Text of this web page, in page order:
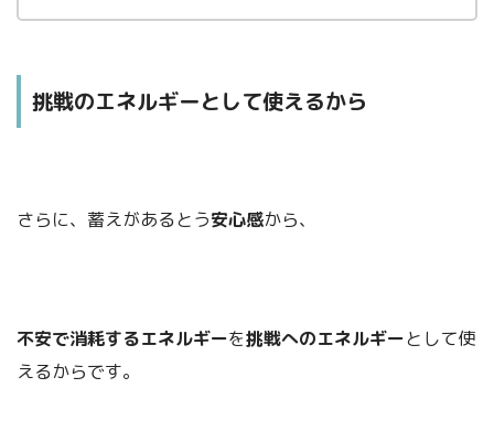
挑戦のエネルギーとして使えるから
さらに、蓄えがあるとう安心感から、
不安で消耗するエネルギーを挑戦へのエネルギーとして使
えるからです。